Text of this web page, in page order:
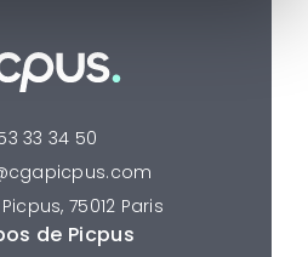
33 34 50
75012 Paris
de Picpus